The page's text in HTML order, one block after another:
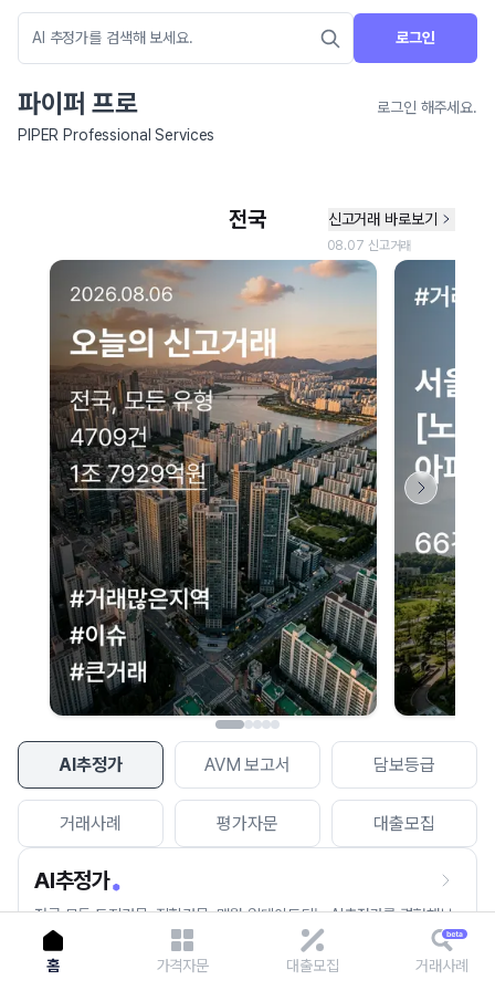
로그인
파이퍼 프로
로그인 해주세요.
PIPER Professional Services
AI추정가 AVM 보고서 담보등급
거래사례 평가자문 대출모집
AI추정가
전국 모든 토지건물, 집합건물, 매월 업데이트되는 AI추정가를 경험해보
세요.
네이버 지도 연결 안내
현재 네이버 지도 연결이 원활하지 않아 지도를 불러올 수 없습니다.
이용에 불편을 드려 죄송합니다.
다시 시도
홈 가격자문 대출모집 거래사례